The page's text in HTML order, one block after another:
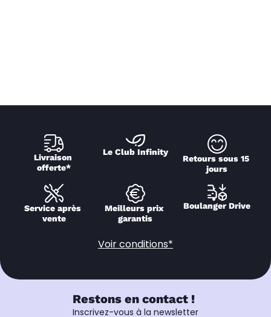
Livraison
offerte*
Le Club Infinity
Retours sous 15
jours
Service après
vente
Meilleurs prix
garantis
Boulanger Drive
Voir conditions*
Restons en contact !
Inscrivez-vous à la newsletter